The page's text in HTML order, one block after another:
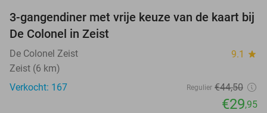
33%
3-gangendiner met vrije keuze van de kaart bij
De Colonel in Zeist
De Colonel Zeist 9.1 star
Zeist (6 km)
Verkocht: 167
Regulier €44,50
€29,95